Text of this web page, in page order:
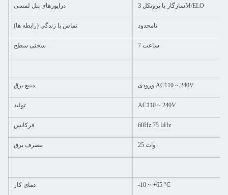
درایورهای پنل لمسی سازگار با پروتکل 3M/ELO
تماس با زندگی (رابطه ها) نامحدود
سختی سطح ساعت 7
منبع برق ورودی AC110 ~ 240V
تولید AC110 ~ 240V
فرکانس 60Hz تا 75Hz
مصرف برق 25 وات
دمای کار -10 ~ +65 °C